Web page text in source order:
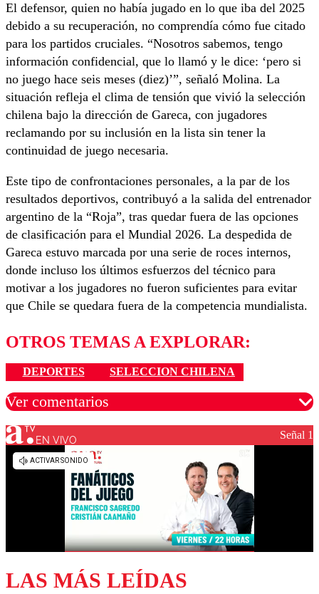
El defensor, quien no había jugado en lo que iba del 2025
debido a su recuperación, no comprendía cómo fue citado
para los partidos cruciales. “Nosotros sabemos, tengo
información confidencial, que lo llamó y le dice: ‘pero si
no juego hace seis meses (diez)’”, señaló Molina. La
situación refleja el clima de tensión que vivió la selección
chilena bajo la dirección de Gareca, con jugadores
reclamando por su inclusión en la lista sin tener la
continuidad de juego necesaria.
Este tipo de confrontaciones personales, a la par de los
resultados deportivos, contribuyó a la salida del entrenador
argentino de la “Roja”, tras quedar fuera de las opciones
de clasificación para el Mundial 2026. La despedida de
Gareca estuvo marcada por una serie de roces internos,
donde incluso los últimos esfuerzos del técnico para
motivar a los jugadores no fueron suficientes para evitar
que Chile se quedara fuera de la competencia mundialista.
OTROS TEMAS A EXPLORAR:
DEPORTES SELECCION CHILENA
Ver comentarios
Los comentarios son moderados para garantizar un
diálogo respetuoso.
EN VIVO Señal 1
LAS MÁS LEÍDAS